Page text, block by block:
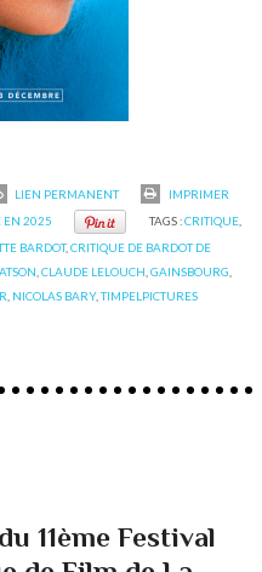
LIEN PERMANENT
IMPRIMER
EN 2025 TAGS :CRITIQUE,
BARDOT,CRITIQUE DE BARDOT DE
,CLAUDE LELOUCH ,GAINSBOURG
NICOLAS BARY,TIMPELPICTURES
11ème Festival